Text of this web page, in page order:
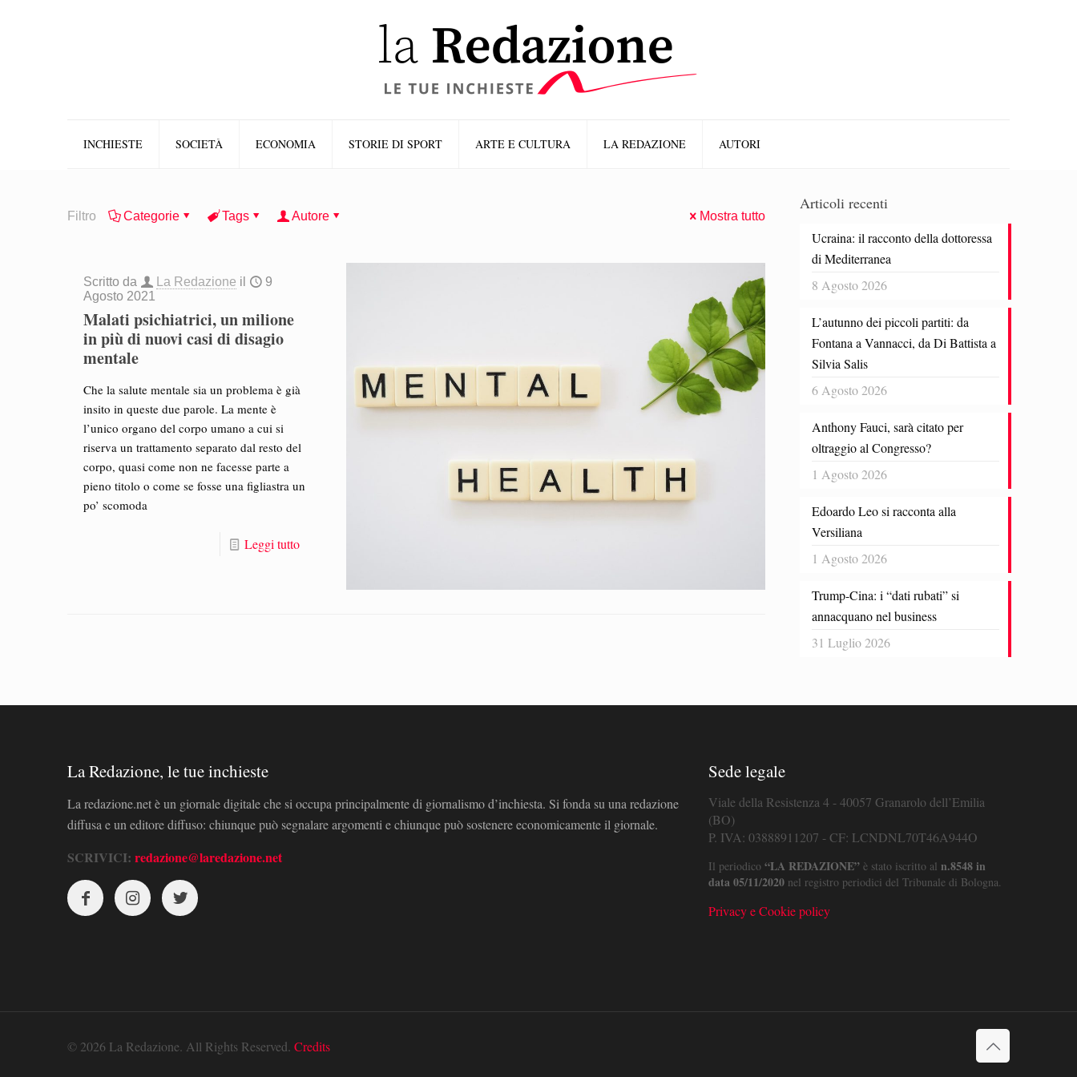
INCHIESTE SOCIETÀ ECONOMIA STORIE DI SPORT ARTE E CULTURA LA REDAZIONE AUTORI
Filtro Categorie Tags Autore Mostra tutto
Scritto da La Redazione il
9
Agosto 2021
Malati psichiatrici, un milione
in più di nuovi casi di disagio
mentale
Che la salute mentale sia un problema è già
insito in queste due parole. La mente è
l’unico organo del corpo umano a cui si
riserva un trattamento separato dal resto del
corpo, quasi come non ne facesse parte a
pieno titolo o come se fosse una figliastra un
po’ scomoda
Leggi tutto
Articoli recenti
Ucraina: il racconto della dottoressa
di Mediterranea
8 Agosto 2026
L’autunno dei piccoli partiti: da
Fontana a Vannacci, da Di Battista a
Silvia Salis
6 Agosto 2026
Anthony Fauci, sarà citato per
oltraggio al Congresso?
1 Agosto 2026
Edoardo Leo si racconta alla
Versiliana
1 Agosto 2026
Trump-Cina: i “dati rubati” si
annacquano nel business
31 Luglio 2026
La Redazione, le tue inchieste
La redazione.net è un giornale digitale che si occupa principalmente di giornalismo d’inchiesta. Si fonda su una redazione
diffusa e un editore diffuso: chiunque può segnalare argomenti e chiunque può sostenere economicamente il giornale.
SCRIVICI: redazione@laredazione.net
Sede legale
Viale della Resistenza 4 - 40057 Granarolo dell’Emilia
(BO)
P. IVA: 03888911207 - CF: LCNDNL70T46A944O
Il periodico “LA REDAZIONE”è stato iscritto al n.8548 in
data 05/11/2020nel registro periodici del Tribunale di Bologna.
Privacy e Cookie policy
© 2026 La Redazione. All Rights Reserved. Credits